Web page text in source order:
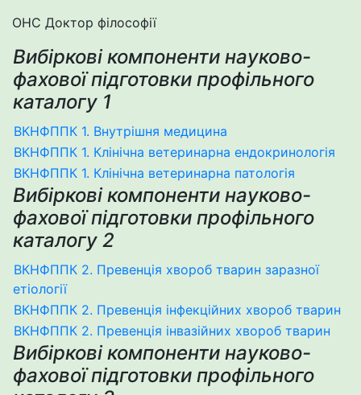
ОНС Доктор філософії
Вибіркові компоненти науково-
фахової підготовки профільного
каталогу 1
ВКНФППК 1. Внутрішня медицина
ВКНФППК 1. Клінічна ветеринарна ендокринологія
ВКНФППК 1. Клінічна ветеринарна патологія
Вибіркові компоненти науково-
фахової підготовки профільного
каталогу 2
ВКНФППК 2. Превенція хвороб тварин заразної
етіології
ВКНФППК 2. Превенція інфекційних хвороб тварин
ВКНФППК 2. Превенція інвазійних хвороб тварин
Вибіркові компоненти науково-
фахової підготовки профільного